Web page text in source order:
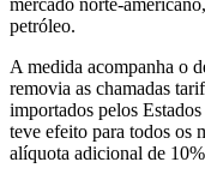
petróleo.
A medida acompanha o
removia as chamadas
importados pelos
teve efeito para todos os
alíquota adicional de